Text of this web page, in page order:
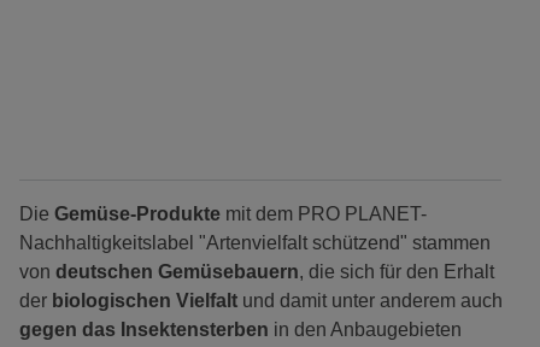
Die Gemüse-Produkte mit dem PRO PLANET-
Nachhaltigkeitslabel "Artenvielfalt schützend" stammen
von deutschen Gemüsebauern, die sich für den Erhalt
der biologischen Vielfalt und damit unter anderem auch
gegen das Insektensterben in den Anbaugebieten